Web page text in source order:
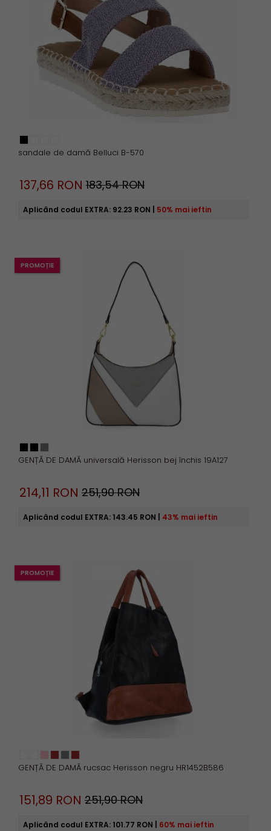
sandale de damă Belluci B-570
137,66 RON 183,54 RON
Aplicând codul EXTRA: 92.23 RON 50% mai ieftin
GENȚĂ DE DAMĂ universală Herisson bej închis 19A127
PROMOȚIE
214,11 RON 251,90 RON
Aplicând codul EXTRA: 143.45 RON 43% mai ieftin
GENȚĂ DE DAMĂ rucsac Herisson negru HR1452B586
PROMOȚIE
151,89 RON 251,90 RON
Aplicând codul EXTRA: 101.77 RON 60% mai ieftin